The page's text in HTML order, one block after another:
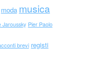
moda musica
Jaroussky Pier Paolo
brevi registi